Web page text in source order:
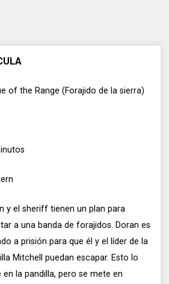
of the Range (Forajido de la sierra)
y el sheriff tienen un plan para
a una banda de forajidos. Doran es
a prisión para que él y el líder de la
Mitchell puedan escapar. Esto lo
en la pandilla, pero se mete en